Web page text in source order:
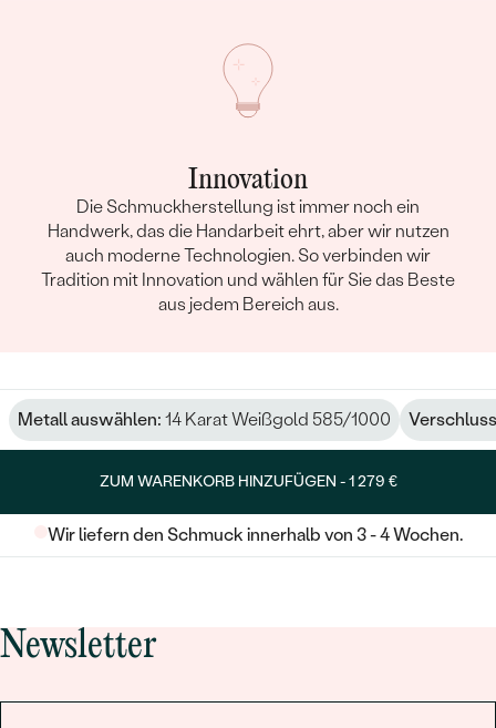
Innovation
Die Schmuckherstellung ist immer noch ein
Handwerk, das die Handarbeit ehrt, aber wir nutzen
auch moderne Technologien. So verbinden wir
Tradition mit Innovation und wählen für Sie das Beste
aus jedem Bereich aus.
Metall auswählen: 14 Karat Weißgold 585/1000
ZUM WARENKORB HINZUFÜGEN -1 279 €
Wir liefern den Schmuck innerhalb von 3 - 4 Wochen.
Newsletter